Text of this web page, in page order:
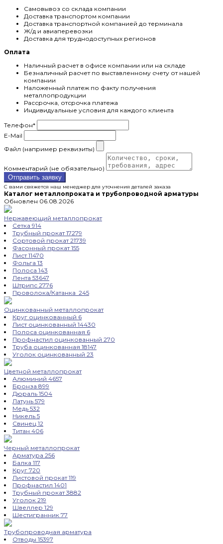
Самовывоз со склада компании
Доставка транспортом компании
Доставка транспортной компанией до терминала
Ж/д и авиаперевозки
Доставка для труднодоступных регионов
Оплата
Наличный расчет в офисе компании или на складе
Безналичный расчет по выставленному счету от нашей
компании
Наложенный платеж по факту получения
металлопродукции
Рассрочка, отсрочка платежа
Индивидуальные условия для каждого клиента
Телефон*
E-Mail
Файл (например реквизиты)
Комментарий (не обязательно)
Отправить заявку
С вами свяжется наш менеджер для уточнения деталей заказа
Каталог металлопроката и трубопроводной арматуры
Обновлен 06.08.2026
Нержавеющий металлопрокат
Сетка 914
Трубный прокат17279
Сортовой прокат21739
Фасонный прокат155
Лист11470
Фольга 13
Полоса 143
Лента 53647
Штрипс 2776
Проволока/Катанка 245
Оцинкованный металлопрокат
Круг оцинкованный 6
Лист оцинкованный 14430
Полоса оцинкованная 6
Профнастил оцинкованный 270
Труба оцинкованная 18147
Уголок оцинкованный 23
Цветной металлопрокат
Алюминий 4657
Бронза 899
Дюраль 1504
Латунь 579
Медь 532
Никель 5
Свинец 12
Титан 406
Черный металлопрокат
Арматура 256
Балка 117
Круг 720
Листовой прокат119
Профнастил 1401
Трубный прокат3882
Уголок 219
Швеллер 129
Шестигранник 77
Трубопроводная арматура
Отводы 15397